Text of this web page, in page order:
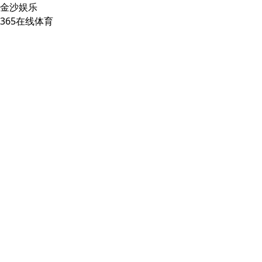
金沙娱乐
365在线体育